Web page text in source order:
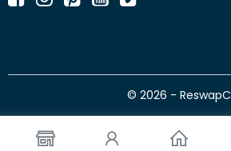
© 2026 - ReswapC